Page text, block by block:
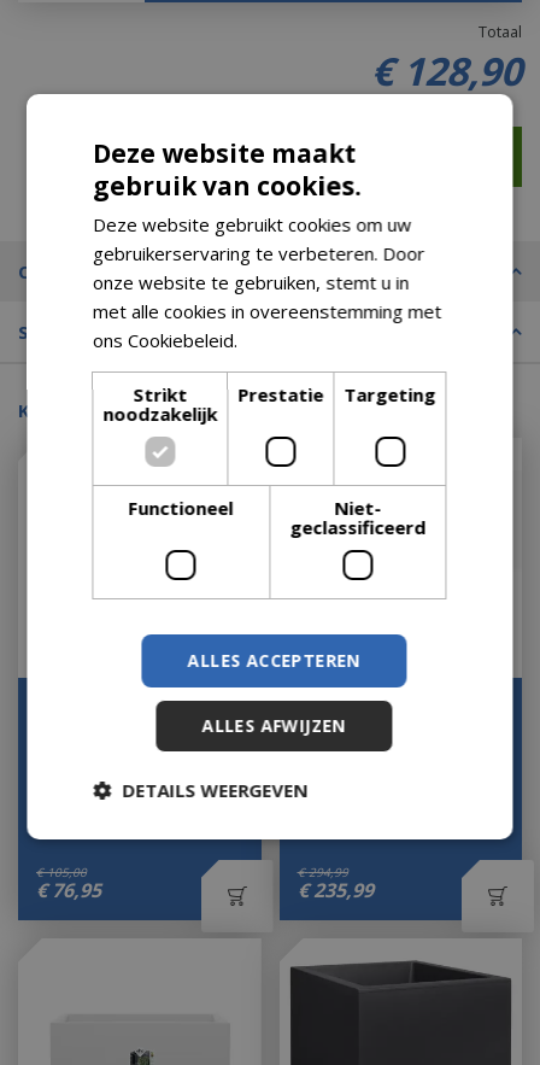
(50,00% korting)
Totaal
€ 128,90
Omschrijving
Specificaties
Kijk ook eens naar:
Bak vivo next L80cm
€ 105,00
€ 76,95
Elho Pure Soft Brick
Divider 80 cm wielen
Antraciet Zwart B…
€ 294,99
€ 235,99
Op voorraad
Deze website maakt
gebruik van cookies.
Deze website gebruikt cookies om uw
gebruikerservaring te verbeteren. Door
onze website te gebruiken, stemt u in
met alle cookies in overeenstemming met
ons Cookiebeleid.
Strikt
noodzakelijk
Prestatie Targeting
Functioneel
Niet-
geclassificeerd
ALLES ACCEPTEREN
ALLES AFWIJZEN
DETAILS WEERGEVEN